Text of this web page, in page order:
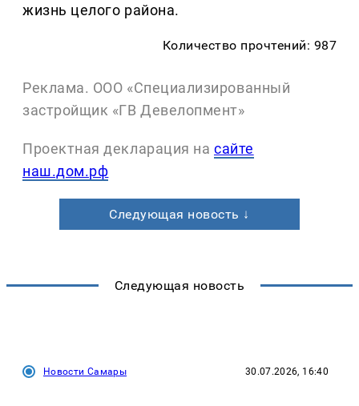
жизнь целого района.
Количество прочтений: 987
Реклама. ООО «Специализированный
застройщик «ГВ Девелопмент»
Проектная декларация на сайте
наш.дом.рф
Следующая новость ↓
Следующая новость
Новости Самары 30.07.2026, 16:40